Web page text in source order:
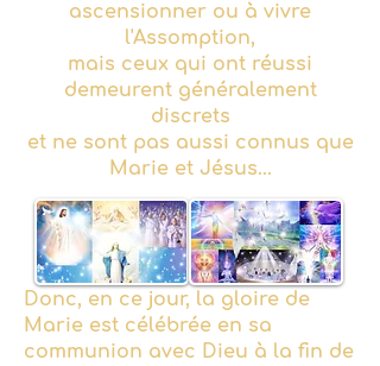
ascensionner ou à vivre
l'Assomption,
mais ceux qui ont réussi
demeurent généralement
discrets
et ne sont pas aussi connus que
Marie et Jésus...
Donc, en ce jour, la gloire de
Marie est célébrée en sa
communion avec Dieu à la fin de